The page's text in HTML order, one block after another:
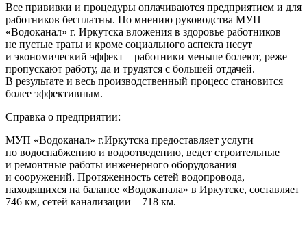
Все прививки и процедуры оплачиваются предприятием и для
работников бесплатны. По мнению руководства МУП
«Водоканал» г. Иркутска вложения в здоровье работников
не пустые траты и кроме социального аспекта несут
и экономический эффект – работники меньше болеют, реже
пропускают работу, да и трудятся с большей отдачей.
В результате и весь производственный процесс становится
более эффективным.
Справка о предприятии:
МУП «Водоканал» г.Иркутска предоставляет услуги
по водоснабжению и водоотведению, ведет строительные
и ремонтные работы инженерного оборудования
и сооружений. Протяженность сетей водопровода,
находящихся на балансе «Водоканала» в Иркутске, составляет
746 км, сетей канализации – 718 км.